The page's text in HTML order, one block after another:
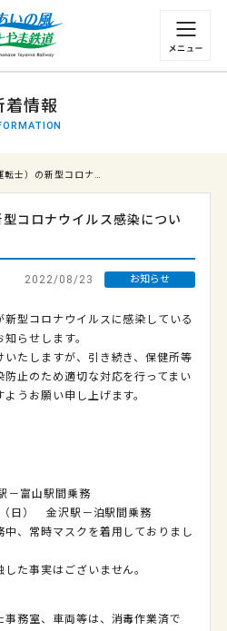
遅れ情報等についてはこちら
着情報
転士）の新型コロナ…
コロナウイルス感染につい
2022/08/23 お知らせ
型コロナウイルスに感染している
らせします。
たしますが、引き続き、保健所等
止のため適切な対応を行ってまい
うお願い申し上げます。
富山駅間乗務
） 金沢駅－泊駅間乗務
、常時マスクを着用しておりまし
た事実はございません。
務室、車両等は、消毒作業済で